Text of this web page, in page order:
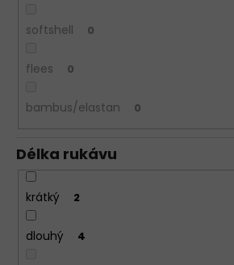
softshell 0
flees 0
bambus/elastan 0
Délka rukávu
krátký 2
dlouhý 4